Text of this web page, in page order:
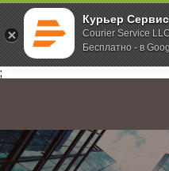
Курьер
Courier Service
Бесплатно - в
;
Главная О компании